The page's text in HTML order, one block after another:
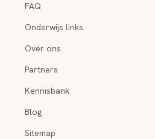
FAQ
Onderwijs links
Over ons
Partners
Kennisbank
Blog
Sitemap